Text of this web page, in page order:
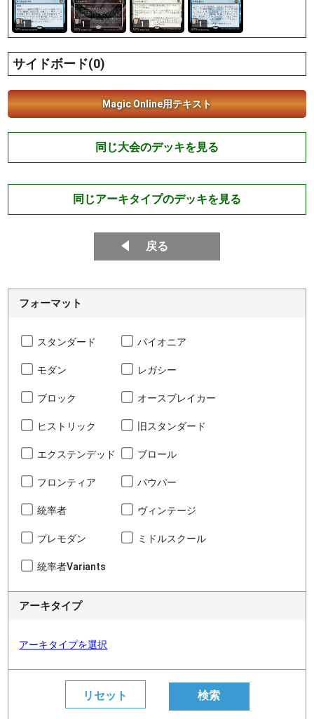
1 1 1 1
サイドボード(0)
Magic Online用テキスト
同じ大会のデッキを見る
同じアーキタイプのデッキを見る
戻る
フォーマット
スタンダード パイオニア
モダン レガシー
ブロック オースブレイカー
ヒストリック 旧スタンダード
エクステンデッド ブロール
フロンティア パウパー
統率者 ヴィンテージ
プレモダン ミドルスクール
統率者Variants
アーキタイプ
アーキタイプを選択